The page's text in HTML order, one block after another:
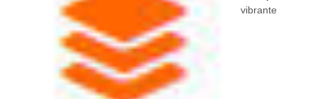
parasoles de playa
Paraguas creativos
vibrante